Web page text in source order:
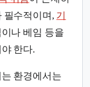
필수적이며, 기
나 베임 등을
한다.
환경에서는